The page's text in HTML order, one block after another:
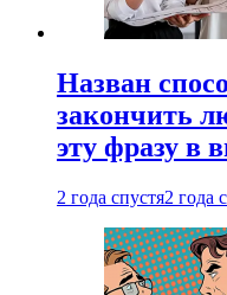
Назван
закончить
эту фразу в
2 года спустя2 года